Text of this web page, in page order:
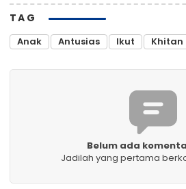
TAG
Anak Antusias Ikut Khitan
Belum ada
Jadilah yang pertama